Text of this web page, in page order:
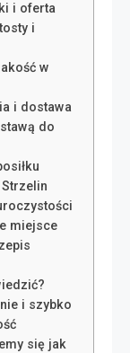
i oferta
i
w
i dostawa
do
miejsce
i szybko
się jak